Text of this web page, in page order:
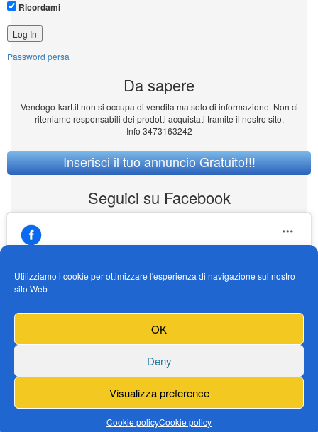
Utilizziamo i cookie per ottimizzare l'esperienza di navigazione sul nostro
sito Web -
OK
Deny
Visualizza preference
Cookie policyCookie policy
Ricordami
Password persa
Da sapere
Vendogo-kart.it non si occupa di vendita ma solo di informazione. Non ci
riteniamo responsabili dei prodotti acquistati tramite il nostro sito.
Info 3473163242
Inserisci il tuo annuncio Gratuito!!!
Seguici su Facebook
https://www.facebook.com/Vendogokartit/
Fai clic per accettare i cookie marketing e
abilitare questo contenuto